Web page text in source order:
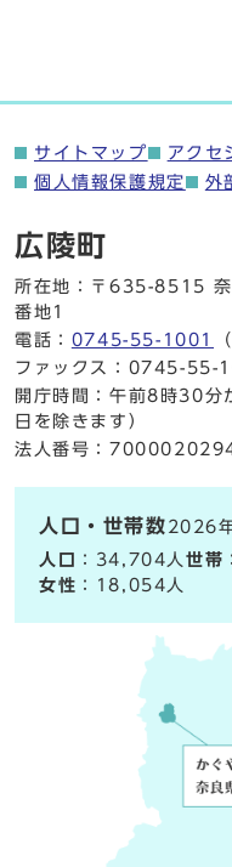
サイトマップ アクセ
個人情報保護規定
外
広陵町
所在地：〒635-8515
番地1
電話： 0745-55-1001
ファックス：0745-55-
開庁時間：午前8時30分
日を除きます）
法人番号：
人口・世帯数 2026
人口
：34,704人世帯
女性 ：18,054人